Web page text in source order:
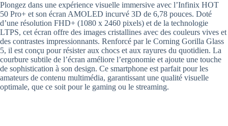
Plongez dans une expérience visuelle immersive avec l’Infinix HOT
50 Pro+ et son écran AMOLED incurvé 3D de 6,78 pouces. Doté
d’une résolution FHD+ (1080 x 2460 pixels) et de la technologie
LTPS, cet écran offre des images cristallines avec des couleurs vives et
des contrastes impressionnants. Renforcé par le Corning Gorilla Glass
5, il est conçu pour résister aux chocs et aux rayures du quotidien. La
courbure subtile de l’écran améliore l’ergonomie et ajoute une touche
de sophistication à son design. Ce smartphone est parfait pour les
amateurs de contenu multimédia, garantissant une qualité visuelle
optimale, que ce soit pour le gaming ou le streaming.